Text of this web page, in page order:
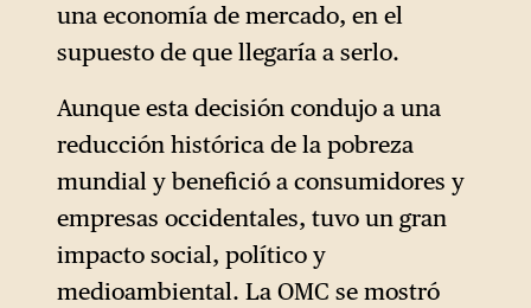
una economía de mercado, en el
supuesto de que llegaría a serlo.
Aunque esta decisión condujo a una
reducción histórica de la pobreza
mundial y benefició a consumidores y
empresas occidentales, tuvo un gran
impacto social, político y
medioambiental. La OMC se mostró